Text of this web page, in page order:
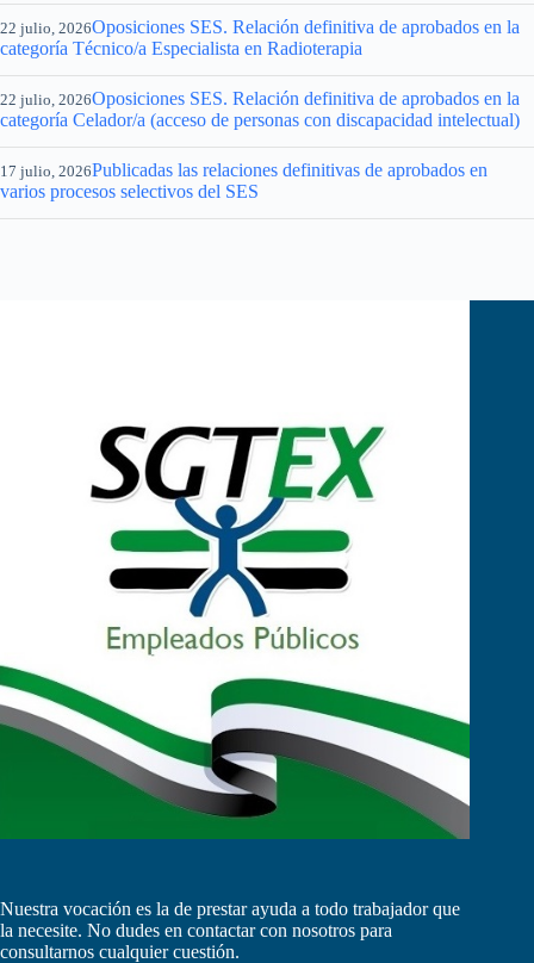
22 julio, 2026Oposiciones SES. Relación definitiva de aprobados en la
categoría Técnico/a Especialista en Radioterapia
22 julio, 2026Oposiciones SES. Relación definitiva de aprobados en la
categoría Celador/a (acceso de personas con discapacidad intelectual)
17 julio, 2026Publicadas las relaciones definitivas de aprobados en
varios procesos selectivos del SES
Nuestra vocación es la de prestar ayuda a todo trabajador que
la necesite. No dudes en contactar con nosotros para
consultarnos cualquier cuestión.